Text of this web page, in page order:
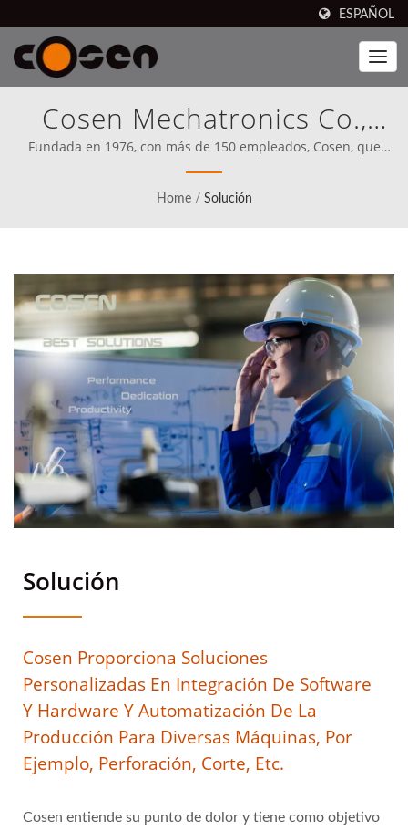
ESPAÑOL
Cosen Mechatronics Co.,
Ltd.
Fundada en 1976, con más de 150 empleados, Cosen, que
del mundo con una amplia línea de productos y una red de
Home / Solución
Solución
Cosen Proporciona Soluciones
Personalizadas En Integración De Software
Y Hardware Y Automatización De La
Producción Para Diversas Máquinas, Por
Ejemplo, Perforación, Corte, Etc.
Cosen entiende su punto de dolor y tiene como objetivo